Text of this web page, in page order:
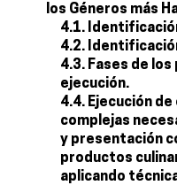
los Géneros más
4.1.
4.2.
4.3. Fases de
ejecución.
4.4. Ejecución
complejas
y presentación
productos
aplicando